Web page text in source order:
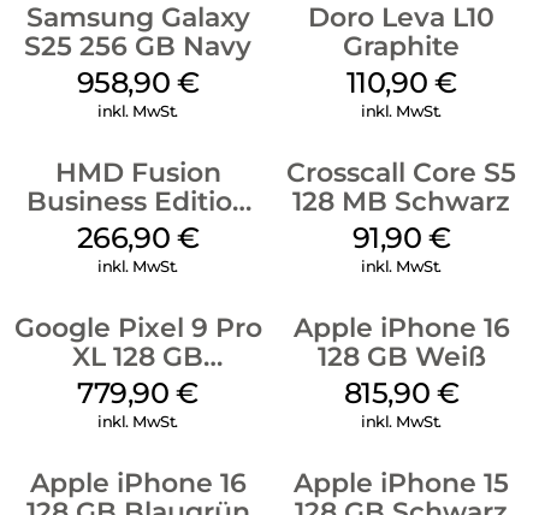
Samsung Galaxy
S25 256 GB Navy
958,90 €
inkl. MwSt.
Doro Leva L10
Graphite
110,90 €
inkl. MwSt.
HMD Fusion
Business Edition
256 GB Grey
266,90 €
inkl. MwSt.
Crosscall Core S5
128 MB Schwarz
91,90 €
inkl. MwSt.
Google Pixel 9 Pro
XL 128 GB
Obsidian
779,90€
inkl. MwSt.
Apple iPhone 16
128 GB Weiß
815,90 €
inkl. MwSt.
Apple iPhone 16
Apple iPhone 15